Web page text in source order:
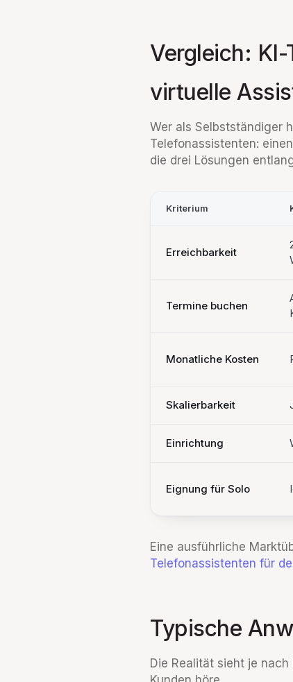
Vergleich:
virtuelle
Wer als Selbstständiger
Telefonassistenten:
die drei Lösungen
Kriterium
Erreichbarkeit
Termine buchen
Monatliche Kosten
Skalierbarkeit
Einrichtung
Eignung für Solo
Eine ausführliche
Telefonassistenten für
Typische
Die Realität sieht je